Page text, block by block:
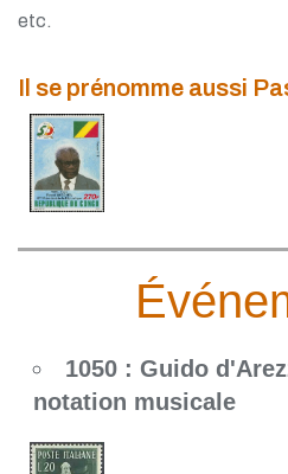
etc.
Il se prénomme aussi
1050 : Guido
notation musicale